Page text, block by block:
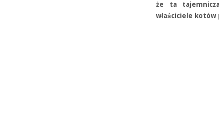
że ta
właściciele